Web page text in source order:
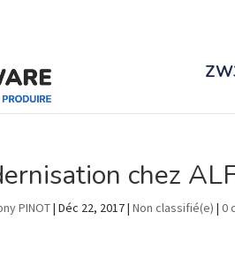
chez
PINOT|Déc 22, 2017|Non classifié(e) |0